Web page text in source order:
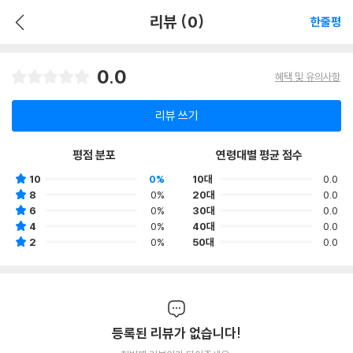
리뷰 (0) 한줄평
0.0 혜택 및 유의사항
리뷰 쓰기
평점 분포
10
0%
8
0%
6
0%
4
0%
2
0%
연령대별 평균 점수
10대
0.0
20대
0.0
30대
0.0
40대
0.0
50대
0.0
등록된 리뷰가 없습니다!